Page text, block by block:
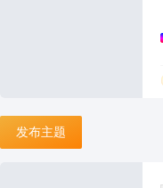
发布主题